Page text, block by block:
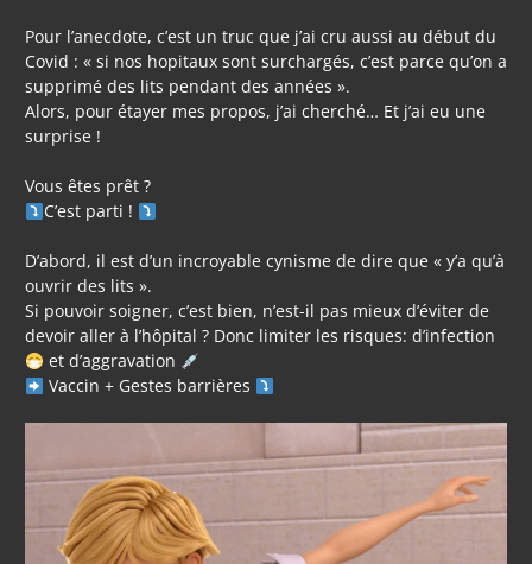
Pour l’anecdote, c’est un truc que j’ai cru aussi au début du
Covid : « si nos hopitaux sont surchargés, c’est parce qu’on a
supprimé des lits pendant des années ».
Alors, pour étayer mes propos, j’ai cherché… Et j’ai eu une
surprise !
Vous êtes prêt ?
C’est parti !
D’abord, il est d’un incroyable cynisme de dire que « y’a qu’à
ouvrir des lits ».
Si pouvoir soigner, c’est bien, n’est-il pas mieux d’éviter de
devoir aller à l’hôpital ? Donc limiter les risques: d’infection
et d’aggravation
Vaccin + Gestes barrières